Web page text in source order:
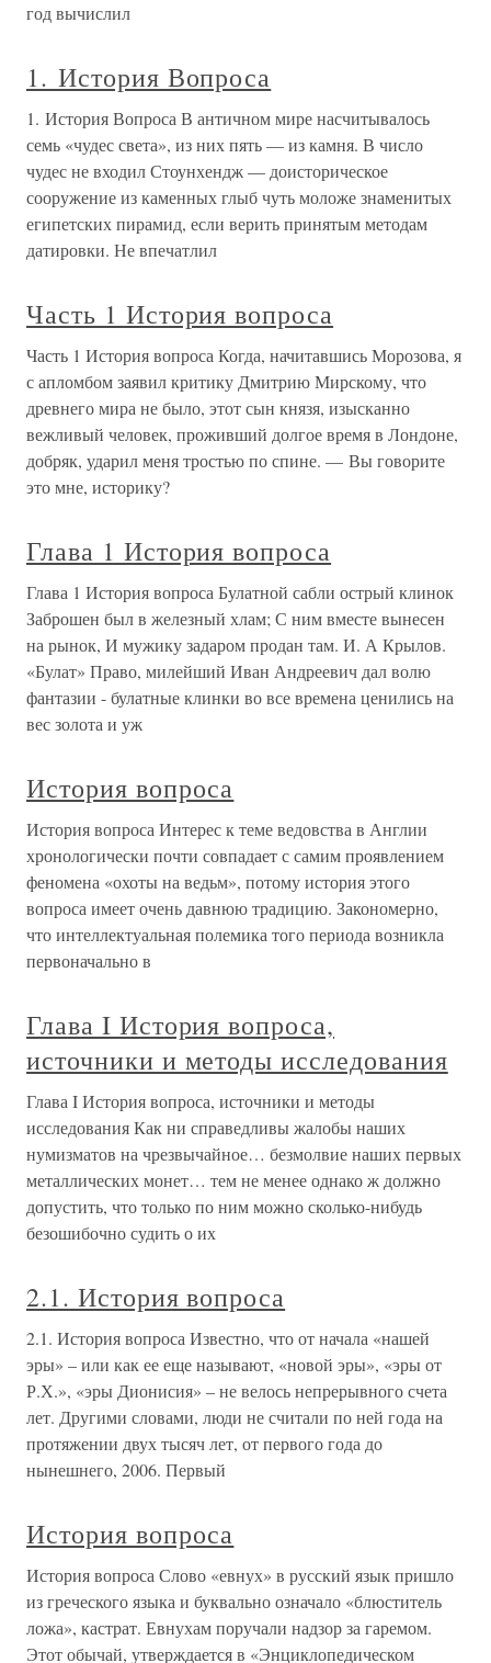
год вычислил
1. История Вопроса
1. История Вопроса В античном мире насчитывалось
семь «чудес света», из них пять — из камня. В число
чудес не входил Стоунхендж — доисторическое
сооружение из каменных глыб чуть моложе знаменитых
египетских пирамид, если верить принятым методам
датировки. Не впечатлил
Часть 1 История вопроса
Часть 1 История вопроса Когда, начитавшись Морозова, я
с апломбом заявил критику Дмитрию Мирскому, что
древнего мира не было, этот сын князя, изысканно
вежливый человек, проживший долгое время в Лондоне,
добряк, ударил меня тростью по спине. — Вы говорите
это мне, историку?
Глава 1 История вопроса
Глава 1 История вопроса Булатной сабли острый клинок
Заброшен был в железный хлам; С ним вместе вынесен
на рынок, И мужику задаром продан там. И. А Крылов.
«Булат» Право, милейший Иван Андреевич дал волю
фантазии - булатные клинки во все времена ценились на
вес золота и уж
История вопроса
История вопроса Интерес к теме ведовства в Англии
хронологически почти совпадает с самим проявлением
феномена «охоты на ведьм», потому история этого
вопроса имеет очень давнюю традицию. Закономерно,
что интеллектуальная полемика того периода возникла
первоначально в
Глава I История вопроса,
источники и методы исследования
Глава I История вопроса, источники и методы
исследования Как ни справедливы жалобы наших
нумизматов на чрезвычайное… безмолвие наших первых
металлических монет… тем не менее однако ж должно
допустить, что только по ним можно сколько-нибудь
безошибочно судить о их
2.1. История вопроса
2.1. История вопроса Известно, что от начала «нашей
эры» – или как ее еще называют, «новой эры», «эры от
Р.Х.», «эры Дионисия» – не велось непрерывного счета
лет. Другими словами, люди не считали по ней года на
протяжении двух тысяч лет, от первого года до
нынешнего, 2006. Первый
История вопроса
История вопроса Слово «евнух» в русский язык пришло
из греческого языка и буквально означало «блюститель
ложа», кастрат. Евнухам поручали надзор за гаремом.
Этот обычай, утверждается в «Энциклопедическом